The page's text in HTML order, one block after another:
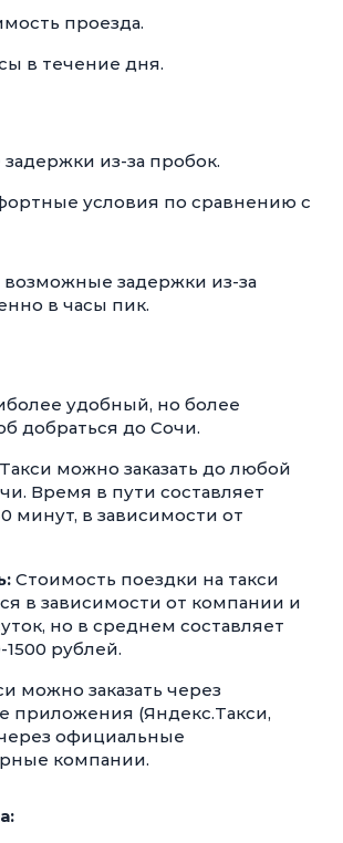
проезда.
в течение дня.
из-за пробок.
условия по сравнению с
возможные задержки из-за
в часы пик.
удобный, но более
добраться до Сочи.
Такси можно заказать до любой
Время в пути составляет
минут, в зависимости от
Стоимость поездки на такси
в зависимости от компании и
но в среднем составляет
1500 рублей.
можно заказать через
приложения (Яндекс.Такси,
официальные
компании.